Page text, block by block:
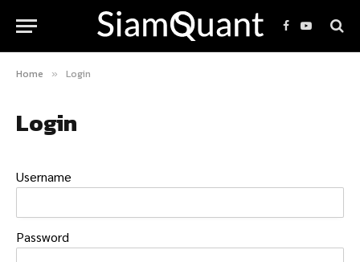
Facebook
YouTube
Home » Login
Login
Username
Password